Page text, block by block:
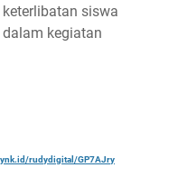
siswa
kegiatan
rudydigital/GP7AJry